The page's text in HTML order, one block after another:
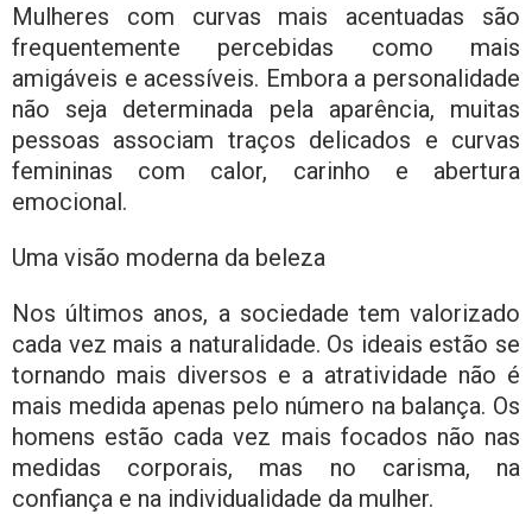
Mulheres com curvas mais acentuadas são
frequentemente percebidas como mais
amigáveis ​​e acessíveis. Embora a personalidade
não seja determinada pela aparência, muitas
pessoas associam traços delicados e curvas
femininas com calor, carinho e abertura
emocional.
Uma visão moderna da beleza
Nos últimos anos, a sociedade tem valorizado
cada vez mais a naturalidade. Os ideais estão se
tornando mais diversos e a atratividade não é
mais medida apenas pelo número na balança. Os
homens estão cada vez mais focados não nas
medidas corporais, mas no carisma, na
confiança e na individualidade da mulher.